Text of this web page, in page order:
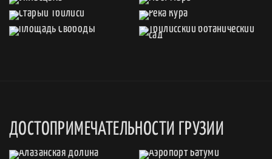
ДОСТОПРИМЕЧАТЕЛЬНОСТИ ГРУЗИИ